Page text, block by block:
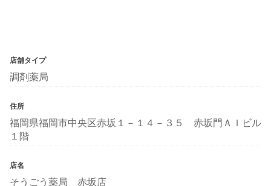
店舗タイプ
調剤薬局
住所
福岡県福岡市中央区赤坂１－１４－３５ 赤坂門ＡＩビル
１階
店名
そうごう薬局 赤坂店